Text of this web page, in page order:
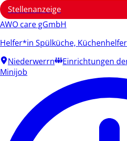
Stellenanzeige
AWO care gGmbH
Helfer*in Spülküche,
Niederwerrn
Einrichtungen
Minijob